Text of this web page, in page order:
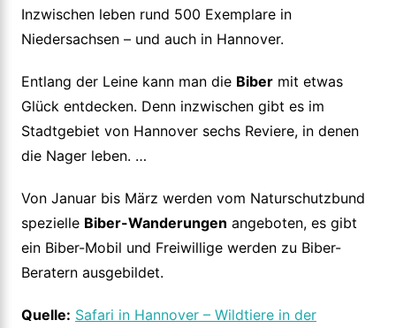
Inzwischen leben rund 500 Exemplare in
Niedersachsen – und auch in Hannover.
Entlang der Leine kann man die Bibermit etwas
Glück entdecken. Denn inzwischen gibt es im
Stadtgebiet von Hannover sechs Reviere, in denen
die Nager leben. …
Von Januar bis März werden vom Naturschutzbund
spezielle Biber-Wanderungen angeboten, es gibt
ein Biber-Mobil und Freiwillige werden zu Biber-
Beratern ausgebildet.
Quelle: Safari in Hannover – Wildtiere in der